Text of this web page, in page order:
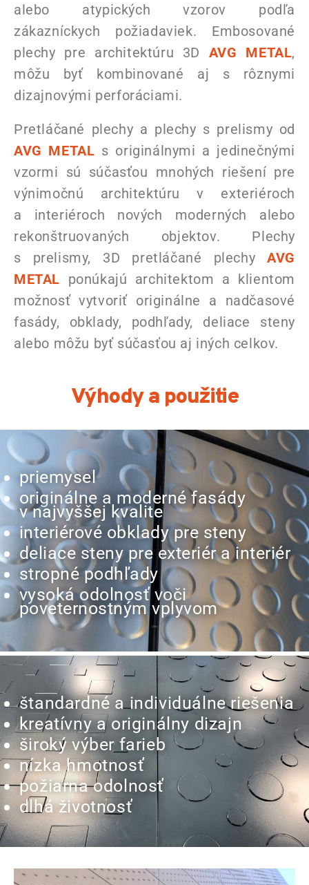
alebo atypických vzorov podľa
zákazníckych požiadaviek. Embosované
plechy pre architektúru 3D AVG METAL,
môžu byť kombinované aj s rôznymi
dizajnovými perforáciami.
Pretláčané plechy a plechy s prelismy od
AVG METAL s originálnymi a jedinečnými
vzormi sú súčasťou mnohých riešení pre
výnimočnú architektúru v exteriéroch
a interiéroch nových moderných alebo
rekonštruovaných objektov. Plechy
s prelismy, 3D pretláčané plechyAVG
METAL ponúkajú architektom a klientom
možnosť vytvoriť originálne a nadčasové
fasády, obklady, podhľady, deliace steny
alebo môžu byť súčasťou aj iných celkov.
Výhody a použitie
priemysel
originálne a moderné fasády
v najvyššej kvalite
interiérové obklady pre steny
deliace steny pre exteriér a interiér
stropné podhľady
vysoká odolnosť voči
poveternostným vplyvom
štandardné a individuálne riešenia
kreatívny a originálny dizajn
široký výber farieb
nízka hmotnosť
požiarna odolnosť
dlhá životnosť